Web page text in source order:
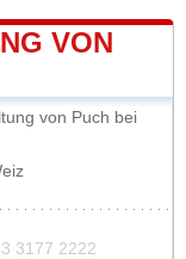
VON
von Puch bei
3177 2222